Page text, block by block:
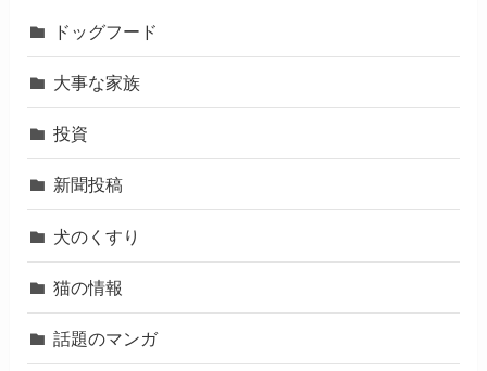
ドッグフード
大事な家族
投資
新聞投稿
犬のくすり
猫の情報
話題のマンガ